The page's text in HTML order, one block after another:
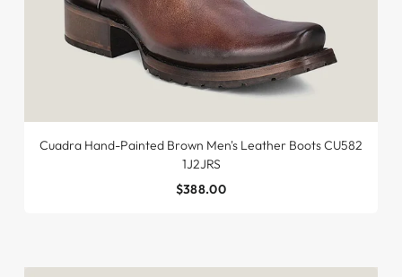
Cuadra Hand-Painted Brown Men's Leather Boots CU582
1J2JRS
$388.00